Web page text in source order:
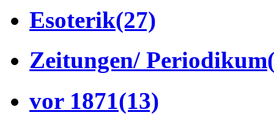
Esoterik(27)
Zeitungen/ Periodikum
vor 1871(13)